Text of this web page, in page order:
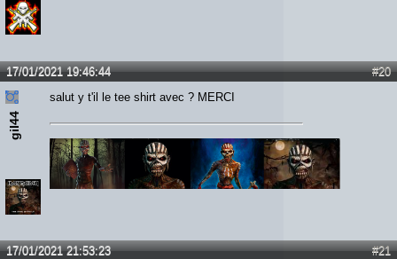
#20
17/01/2021 19:46:44
gil44
salut y t'il le tee shirt avec ? MERCI
#21
17/01/2021 21:53:23